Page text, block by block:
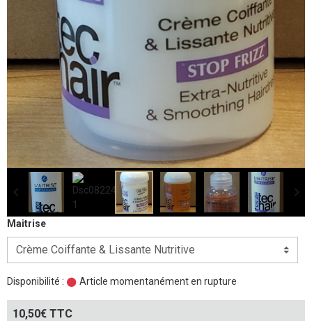
Maitrise
Disponibilité : Article momentanément en rupture
10,50€ TTC